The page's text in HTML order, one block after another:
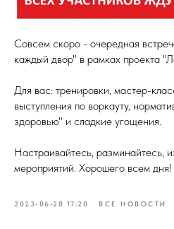
Совсем скоро - очередная
каждый двор" в рамках проекта
Для вас: тренировки, мастер-
выступления по воркауту,
здоровью" и сладкие угощения.
Настраивайтесь, разминайтесь,
мероприятий. Хорошего всем дня!
2023-06-28 17:20 ВСЕ НОВОСТИ